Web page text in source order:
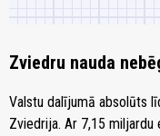
Zviedru nauda
Valstu dalījumā absolūts
Zviedrija. Ar 7,15